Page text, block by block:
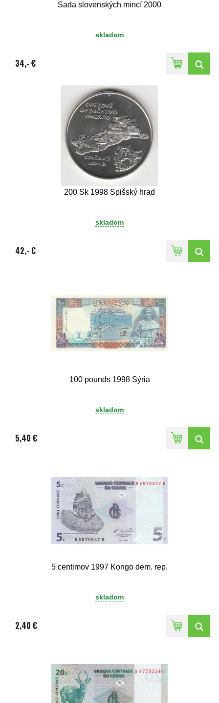
Sada slovenských mincí 2000
skladom
34,- €
200 Sk 1998 Spišský hrad
skladom
42,- €
100 pounds 1998 Sýria
skladom
5,40 €
5 centimov 1997 Kongo dem. rep.
skladom
2,40 €